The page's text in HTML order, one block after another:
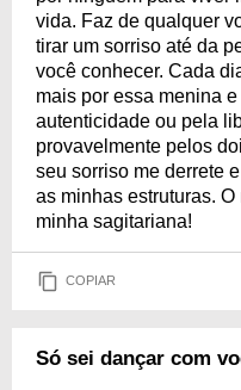
vida. Faz de qualquer
tirar um sorriso até da
você conhecer. Cada
mais por essa menina
autenticidade ou pela
provavelmente pelos
seu sorriso me derrete
as minhas estruturas.
minha sagitariana!
COPIAR
Só sei dançar com